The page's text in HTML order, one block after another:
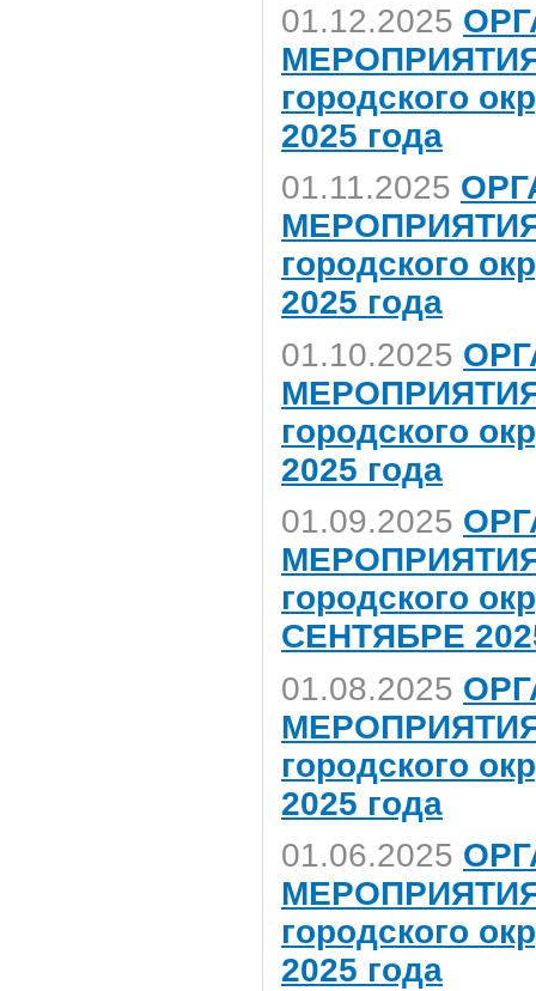
01.12.2025
городского
2025 года
01.11.2025
городского
2025 года
01.10.2025
городского
2025 года
01.09.2025
городского
СЕНТЯБРЕ
01.08.2025
городского
2025 года
01.06.2025
городского
2025 года